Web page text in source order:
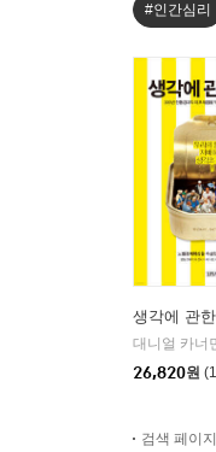
#인간심리
생각에 관
26,820원
검색 페이